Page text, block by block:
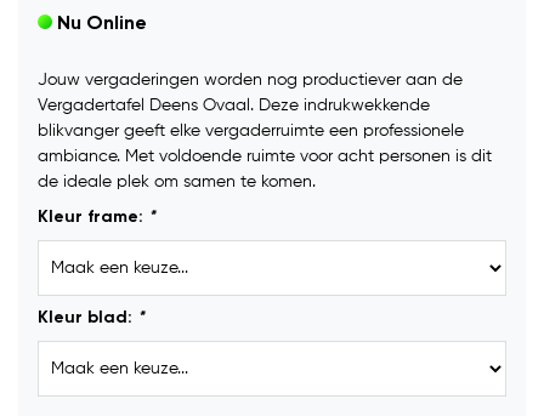
Nu Online
Jouw vergaderingen worden nog productiever aan de
Vergadertafel Deens Ovaal. Deze indrukwekkende
blikvanger geeft elke vergaderruimte een professionele
ambiance. Met voldoende ruimte voor acht personen is dit
de ideale plek om samen te komen.
Kleur frame: *
Kleur blad: *